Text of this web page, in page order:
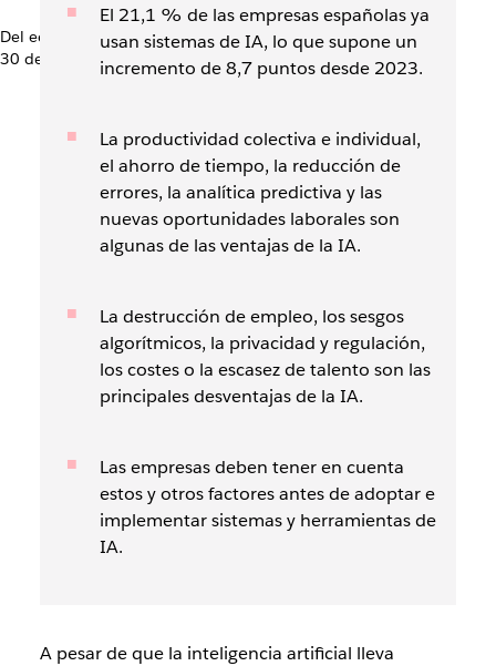
Del equipo de Slack
30 de enero de 2025
El 21,1 % de las empresas españolas ya
usan sistemas de IA, lo que supone un
incremento de 8,7 puntos desde 2023.
La productividad colectiva e individual,
el ahorro de tiempo, la reducción de
errores, la analítica predictiva y las
nuevas oportunidades laborales son
algunas de las ventajas de la IA.
La destrucción de empleo, los sesgos
algorítmicos, la privacidad y regulación,
los costes o la escasez de talento son las
principales desventajas de la IA.
Las empresas deben tener en cuenta
estos y otros factores antes de adoptar e
implementar sistemas y herramientas de
IA.
A pesar de que la inteligencia artificial lleva